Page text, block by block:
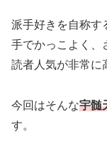
派手好きを自称す
手でかっこよく、
読者人気が非常に
今回はそんな宇髄
す。